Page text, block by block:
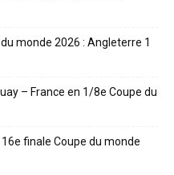
monde 2026 : Angleterre 1
– France en 1/8e Coupe du
finale Coupe du monde